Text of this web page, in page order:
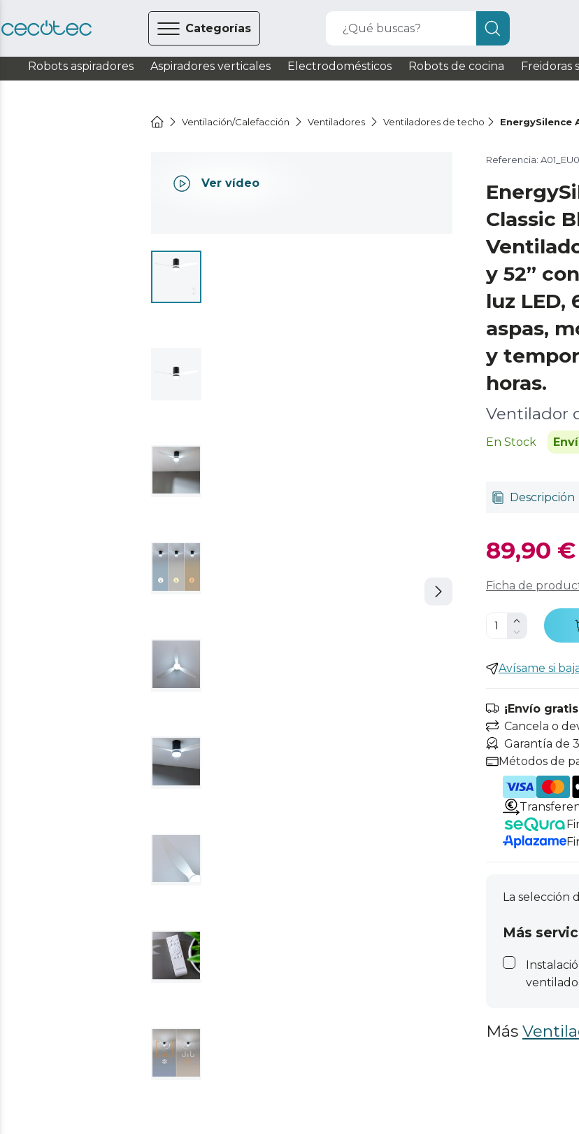
Categorías ¿Qué buscas?
Robots aspiradores Aspiradores verticales Electrodomésticos Robots de cocina Freidoras
Ventilación/Calefacción Ventiladores Ventiladores de techo EnergySilence
Ver vídeo
Referencia:
Classic
y 52”
luz LED,
aspas,
y
horas.
Ventilador
En Stock
Descripción
89,90 €
Ficha de
Avísame si
¡Envío
Cancela o
Garantía de
Métodos de
La selección
Más
Más